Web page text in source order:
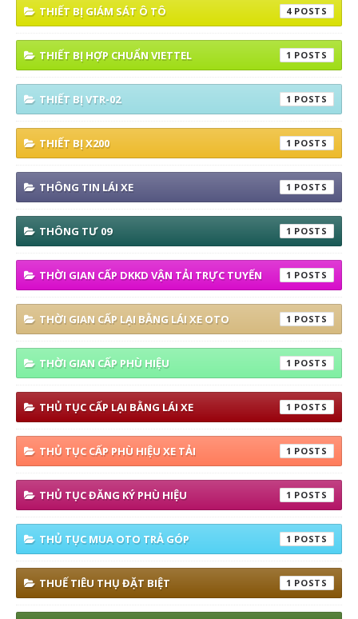
THIẾT BỊ GIÁM SÁT Ô TÔ 4
THIẾT BỊ HỢP CHUẨN VIETTEL 1
THIẾT BỊ VTR-02 1
THIẾT BỊ X200 1
THÔNG TIN LÁI XE 1
THÔNG TƯ 09 1
THỜI GIAN CẤP DKKD VẬN TẢI TRỰC TUYẾN 1
THỜI GIAN CẤP LẠI BẰNG LÁI XE OTO 1
THỜI GIAN CẤP PHÙ HIỆU 1
THỦ TỤC CẤP LẠI BẰNG LÁI XE 1
THỦ TỤC CẤP PHÙ HIỆU XE TẢI 1
THỦ TỤC ĐĂNG KÝ PHÙ HIỆU 1
THỦ TỤC MUA OTO TRẢ GÓP 1
THUẾ TIÊU THỤ ĐẶT BIỆT 1